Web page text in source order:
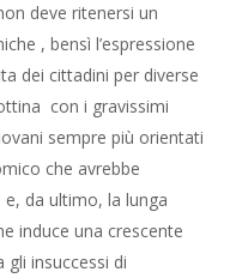
deve ritenersi un
, bensì l’espressione
dei cittadini per diverse
con i gravissimi
sempre più orientati
che avrebbe
e, da ultimo, la lunga
induce una crescente
insuccessi di